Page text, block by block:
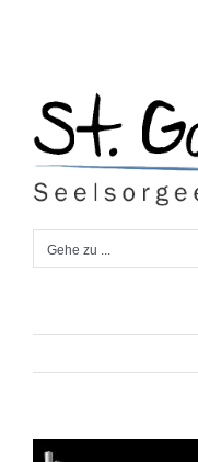
Gehe zu ...
Zeige